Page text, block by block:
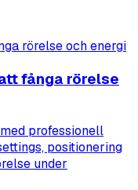
fånga rörelse
professionell
positionering
under